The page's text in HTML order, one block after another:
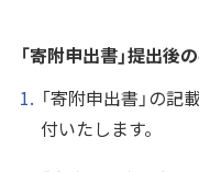
「寄附申出書」提出後
「寄附申出書」の記
付いたします。